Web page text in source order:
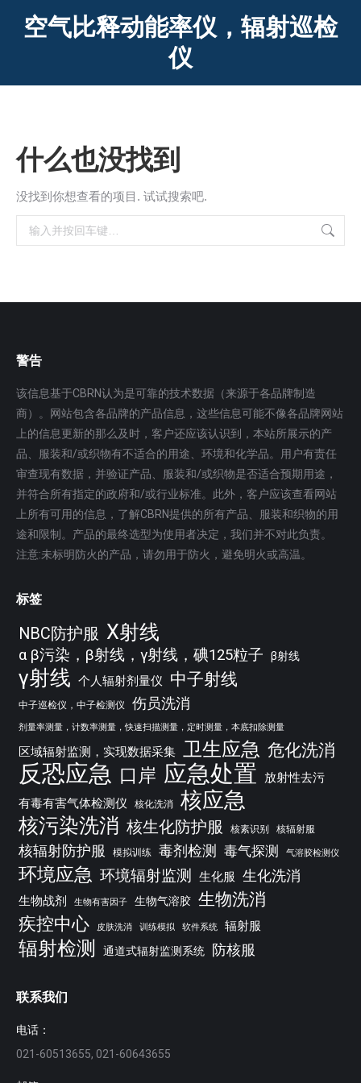
空气比释动能率仪，辐射巡检
仪
什么也没找到
没找到你想查看的项目. 试试搜索吧.
索：
警告
该信息基于CBRN认为是可靠的技术数据（来源于各品牌制造
商）。网站包含各品牌的产品信息，这些信息可能不像各品牌网站
上的信息更新的那么及时，客户还应该认识到，本站所展示的产
品、服装和/或织物有不适合的用途、环境和化学品。用户有责任
审查现有数据，并验证产品、服装和/或织物是否适合预期用途，
并符合所有指定的政府和/或行业标准。此外，客户应该查看网站
上所有可用的信息，了解CBRN提供的所有产品、服装和织物的用
途和限制。产品的最终选型为使用者决定，我们并不对此负责。
注意:未标明防火的产品，请勿用于防火，避免明火或高温。
标签
NBC防护服 X射线
α β污染，β射线，γ射线，碘125粒子 β射线
γ射线 个人辐射剂量仪 中子射线
中子巡检仪，中子检测仪 伤员洗消
剂量率测量，计数率测量，快速扫描测量，定时测量，本底扣除测量
区域辐射监测，实现数据采集 卫生应急 危化洗消
反恐应急 口岸 应急处置
放射性去污
有毒有害气体检测仪
核化洗消 核应急
核污染洗消 核生化防护服 核素识别 核辐射服
核辐射防护服 模拟训练 毒剂检测 毒气探测 气溶胶检测仪
环境应急 环境辐射监测 生化服 生化洗消
生物战剂 生物有害因子 生物气溶胶 生物洗消
疾控中心
皮肤洗消 训练模拟 软件系统 辐射服
辐射检测 通道式辐射监测系统 防核服
联系我们
电话：
021-60513655, 021-60643655